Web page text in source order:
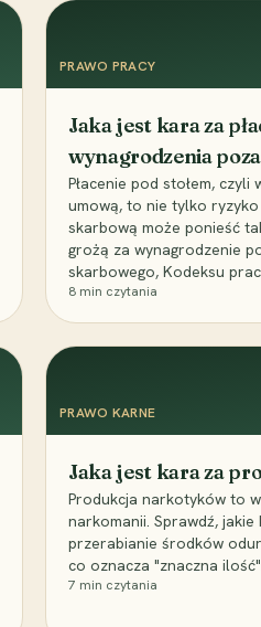
PRAWO PRACY
Jaka jest kara za
wynagrodzenia
Płacenie pod stołem,
umową, to nie tylko
skarbową może ponieść
grożą za wynagrodzenie
skarbowego, Kodeksu
8 min czytania
PRAWO KARNE
Jaka jest kara za
Produkcja narkotyków to
narkomanii. Sprawdź,
przerabianie środków
co oznacza "znaczna
7 min czytania